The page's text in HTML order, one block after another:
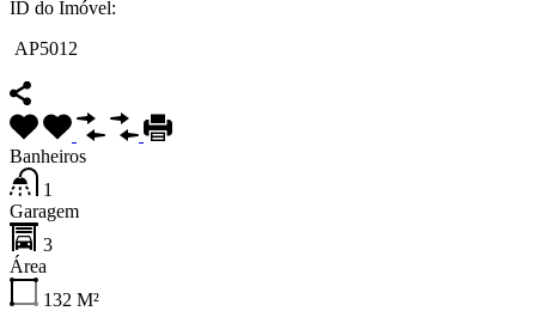
ID do Imóvel:
AP5012
Banheiros
1
Garagem
3
Área
132 M²